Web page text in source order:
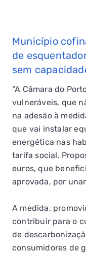
Município
de
sem
"A Câmara do
vulneráveis, que
na adesão à
que vai instalar
energética nas
tarifa social.
euros, que
aprovada, por
A medida,
contribuir para o
de
consumidores de